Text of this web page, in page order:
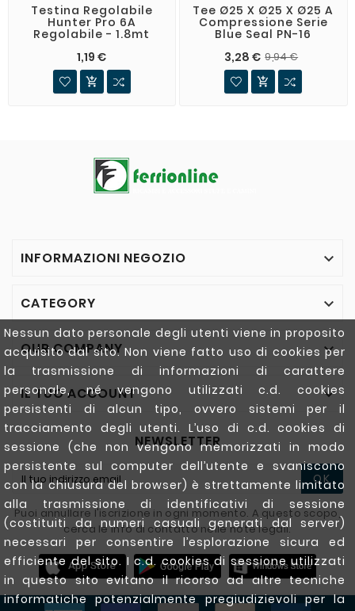
Nessun dato personale degli utenti viene in proposito
acquisito dal sito. Non viene fatto uso di cookies per
la trasmissione di informazioni di carattere
personale, né vengono utilizzati c.d. cookies
persistenti di alcun tipo, ovvero sistemi per il
tracciamento degli utenti. L’uso di c.d. cookies di
sessione (che non vengono memorizzati in modo
persistente sul computer dell’utente e svaniscono
con la chiusura del browser) è strettamente limitato
alla trasmissione di identificativi di sessione
(costituiti da numeri casuali generati dal server)
necessari per consentire l’esplorazione sicura ed
efficiente del sito. I c.d. cookies di sessione utilizzati
in questo sito evitano il ricorso ad altre tecniche
informatiche potenzialmente pregiudizievoli per la
Testina Regolabile
Hunter Pro 6A
Regolabile - 1.8mt
1,19 €

Tee Ø25 X Ø25 X Ø25 A
Compressione Serie
Blue Seal PN-16
3,28 € 9,94 €

INFORMAZIONI NEGOZIO 
CATEGORY 
OUR COMPANY 
IL TUO ACCOUNT 
NEWSLETTER
OK
Puoi annullare l'iscrizione in ogni momento. A questo scopo,
cerca le info di contatto nelle note legali.